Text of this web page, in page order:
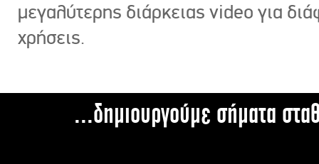
μεγαλύτερης διάρκειας video για
χρήσεις.
...δημιουργούμε σήματα